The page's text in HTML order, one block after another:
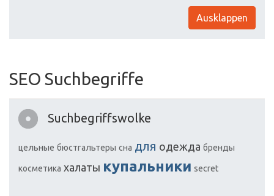
Ausklappen
SEO Suchbegriffe
Suchbegriffswolke
цельные бюстгальтеры сна для одежда бренды
косметика халаты купальники secret